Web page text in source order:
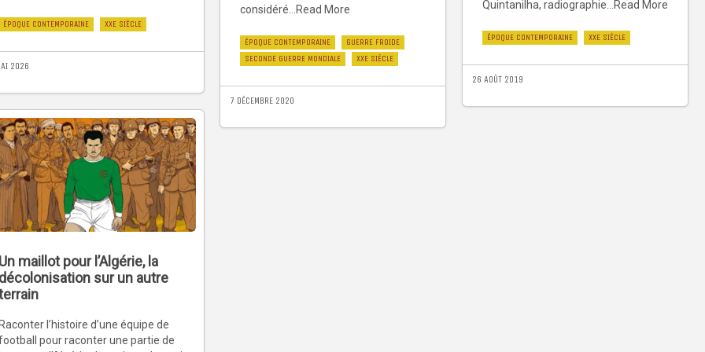
ÉPOQUE CONTEMPORAINE XXE SIÈCLE
2026
considéré...Read More
ÉPOQUE CONTEMPORAINE
GUERRE FROIDE
SECONDE GUERRE MONDIALE
XXE SIÈCLE
7 DÉCEMBRE 2020
Quintanilha, radiographie...Read More
ÉPOQUE CONTEMPORAINE XXE SIÈCLE
26 AOÛT 2019
maillot pour l’Algérie, la
sur un autre
l’histoire d’une équipe de
pour raconter une partie de